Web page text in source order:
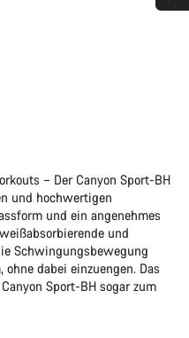
– Der Canyon Sport-BH
und hochwertigen
und ein angenehmes
und
Schwingungsbewegung
dabei einzuengen. Das
Sport-BH sogar zum